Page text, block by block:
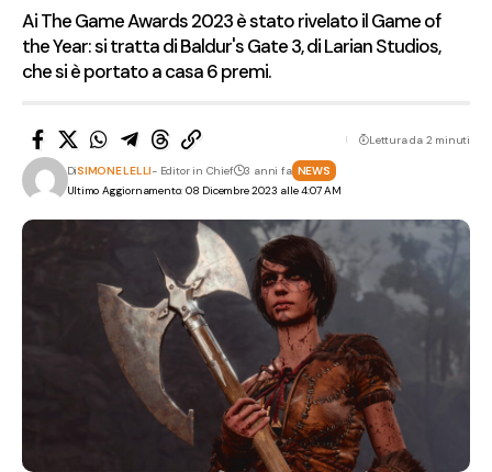
Ai The Game Awards 2023 è stato rivelato il Game of
the Year: si tratta di Baldur's Gate 3, di Larian Studios,
che si è portato a casa 6 premi.
Ultimo Aggiornamento: 08 Dicembre 2023 alle 4:07 AM
DiSIMONE LELLI- Editor in Chief 3 anni fa NEWS
Lettura da 2 minuti